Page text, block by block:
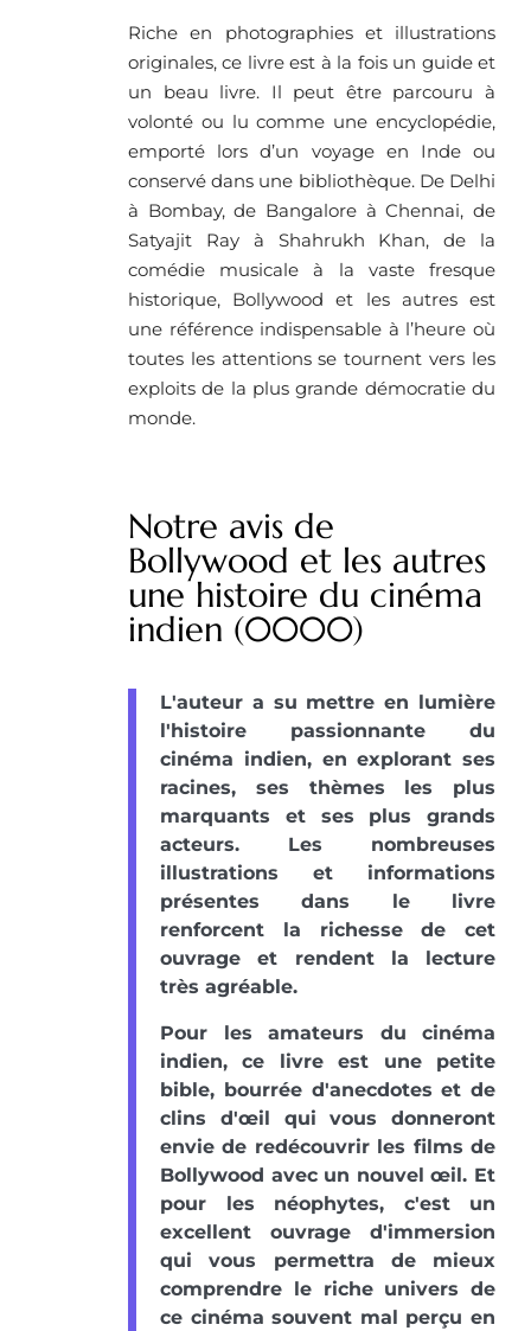
Riche en photographies et illustrations
originales, ce livre est à la fois un guide et
un beau livre. Il peut être parcouru à
volonté ou lu comme une encyclopédie,
emporté lors d’un voyage en Inde ou
conservé dans une bibliothèque. De Delhi
à Bombay, de Bangalore à Chennai, de
Satyajit Ray à Shahrukh Khan, de la
comédie musicale à la vaste fresque
historique, Bollywood et les autres est
une référence indispensable à l’heure où
toutes les attentions se tournent vers les
exploits de la plus grande démocratie du
monde.
Notre avis de
Bollywood et les autres
une histoire du cinéma
indien (0000)
L'auteur a su mettre en lumière
l'histoire passionnante du
cinéma indien, en explorant ses
racines, ses thèmes les plus
marquants et ses plus grands
acteurs. Les nombreuses
illustrations et informations
présentes dans le livre
renforcent la richesse de cet
ouvrage et rendent la lecture
très agréable.
Pour les amateurs du cinéma
indien, ce livre est une petite
bible, bourrée d'anecdotes et de
clins d'œil qui vous donneront
envie de redécouvrir les films de
Bollywood avec un nouvel œil. Et
pour les néophytes, c'est un
excellent ouvrage d'immersion
qui vous permettra de mieux
comprendre le riche univers de
ce cinéma souvent mal perçu en